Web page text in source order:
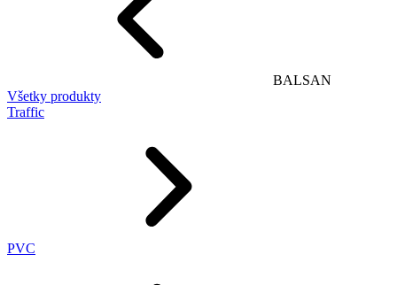
BALSAN
Všetky produkty
Traffic
PVC